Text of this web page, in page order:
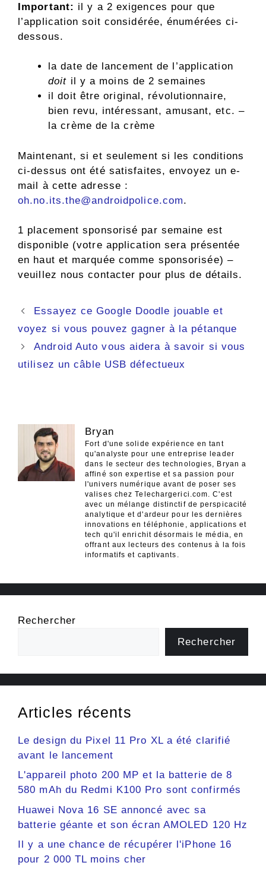
Important: il y a 2 exigences pour que
l’application soit considérée, énumérées ci-
dessous.
la date de lancement de l’application
doit il y a moins de 2 semaines
il doit être original, révolutionnaire,
bien revu, intéressant, amusant, etc. –
la crème de la crème
Maintenant, si et seulement si les conditions
ci-dessus ont été satisfaites, envoyez un e-
mail à cette adresse :
oh.no.its.the@androidpolice.com.
1 placement sponsorisé par semaine est
disponible (votre application sera présentée
en haut et marquée comme sponsorisée) –
veuillez nous contacter pour plus de détails.
Navigation
des
Essayez ce Google Doodle jouable et
voyez si vous pouvez gagner à la pétanque
Android Auto vous aidera à savoir si vous
utilisez un câble USB défectueux
Bryan
Fort d'une solide expérience en tant
qu'analyste pour une entreprise leader
dans le secteur des technologies, Bryan a
affiné son expertise et sa passion pour
l'univers numérique avant de poser ses
valises chez Telechargerici.com. C'est
avec un mélange distinctif de perspicacité
analytique et d'ardeur pour les dernières
innovations en téléphonie, applications et
tech qu'il enrichit désormais le média, en
offrant aux lecteurs des contenus à la fois
informatifs et captivants.
Rechercher
Rechercher
Articles récents
Le design du Pixel 11 Pro XL a été clarifié
avant le lancement
L'appareil photo 200 MP et la batterie de 8
580 mAh du Redmi K100 Pro sont confirmés
Huawei Nova 16 SE annoncé avec sa
batterie géante et son écran AMOLED 120 Hz
Il y a une chance de récupérer l'iPhone 16
pour 2 000 TL moins cher